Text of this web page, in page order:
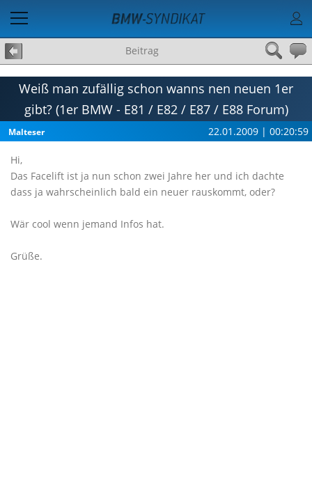
Beitrag
Weiß man zufällig schon wanns nen neuen 1er
gibt? (1er BMW - E81 / E82 / E87 / E88 Forum)
Malteser 22.01.2009 | 00:20:59
Hi,
Das Facelift ist ja nun schon zwei Jahre her und ich dachte
dass ja wahrscheinlich bald ein neuer rauskommt, oder?
Wär cool wenn jemand Infos hat.
Grüße.